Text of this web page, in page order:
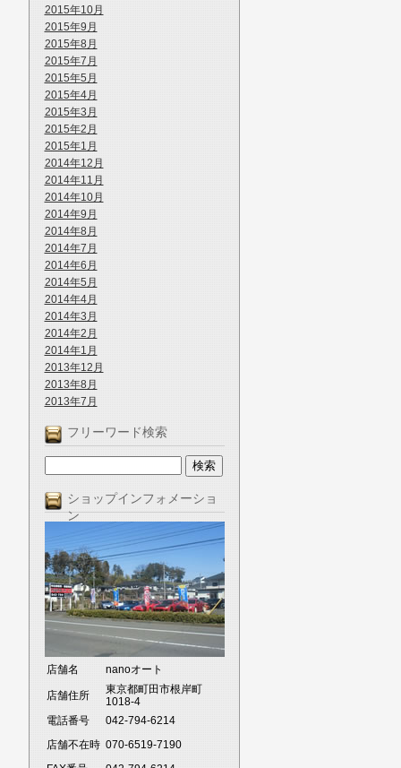
2015年10月
2015年9月
2015年8月
2015年7月
2015年5月
2015年4月
2015年3月
2015年2月
2015年1月
2014年12月
2014年11月
2014年10月
2014年9月
2014年8月
2014年7月
2014年6月
2014年5月
2014年4月
2014年3月
2014年2月
2014年1月
2013年12月
2013年8月
2013年7月
フリーワード検索
ショップインフォメーショ
ン
店舗名 nanoオート
店舗住所
東京都町田市根岸町
1018-4
電話番号
042-794-6214
店舗不在時 070-6519-7190